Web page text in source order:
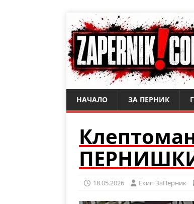
НАЧАЛО ЗА ПЕРНИК
18.05.2026 Eкип ЗаПерник